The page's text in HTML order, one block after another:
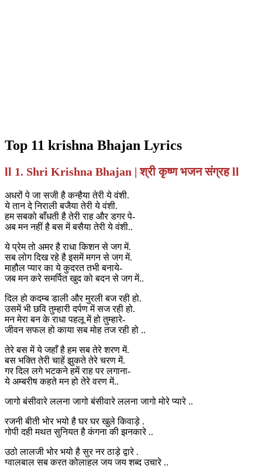
Top 11 krishna Bhajan Lyrics
ll 1. Shri Krishna Bhajan | श्री कृष्ण भजन संग्रह ll
अधरों पे जा सजी है कन्हैया तेरी ये वंशी.
ये तान दे निराली बजैया तेरी ये वंशी.
हम सबको बाँधती है तेरी राह और डगर पे-
अब मन नहीं है बस में बसैया तेरी ये वंशी..
ये प्रेम तो अमर है राधा किशन से जग में.
सब लोग दिख रहे है इसमें मगन से जग में.
माहौल प्यार का ये कुदरत तभी बनाये-
जब मन करे समर्पित खुद को बदन से जग में..
दिल हो कदम्ब डाली और मुरली बज रही हो.
उसमें भी छवि तुम्हारी दर्पण में सज रही हो.
मन मेरा बन के राधा पहलू में हो तुम्हारे-
जीवन सफल हो काया सब मोह तज रही हो ..
तेरे बस में ये जहाँ है हम सब तेरे शरण में.
बस भक्ति तेरी चाहें झुकते तेरे चरण में.
गर दिल लगे भटकने हमें राह पर लगाना-
ये अम्बरीष कहते मन हो तेरे वरण में..
जागो बंसीवारे ललना जागो बंसीवारे ललना जागो मोरे प्यारे ..
रजनी बीती भोर भयो है घर घर खुले किवाड़े .
गोपी दही मथत सुनियत है कंगना की झनकारे ..
उठो लालजी भोर भयो है सुर नर ठाड़े द्वारे .
ग्वालबाल सब करत कोलाहल जय जय शब्द उचारे ..